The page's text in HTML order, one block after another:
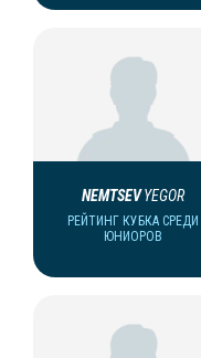
NEMTSEV YEGOR
РЕЙТИНГ КУБКА СРЕДИ
ЮНИОРОВ